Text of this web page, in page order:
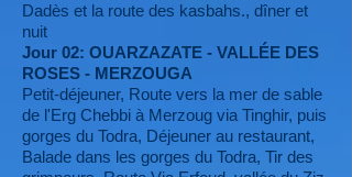
Dadès et la route des kasbahs., dîner et
nuit
Jour 02: OUARZAZATE - VALLÉE DES
ROSES - MERZOUGA
Petit-déjeuner, Route vers la mer de sable
de l'Erg Chebbi à Merzoug via Tinghir, puis
gorges du Todra, Déjeuner au restaurant,
Balade dans les gorges du Todra, Tir des